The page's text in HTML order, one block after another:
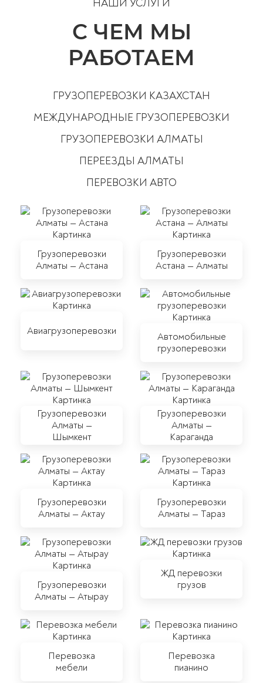
НАШИ УСЛУГИ
С ЧЕМ МЫ
РАБОТАЕМ
ГРУЗОПЕРЕВОЗКИ КАЗАХСТАН
МЕЖДУНАРОДНЫЕ ГРУЗОПЕРЕВОЗКИ
ГРУЗОПЕРЕВОЗКИ АЛМАТЫ
ПЕРЕЕЗДЫ АЛМАТЫ
ПЕРЕВОЗКИ АВТО
Грузоперевозки
Алматы — Астана
Грузоперевозки
Астана — Алматы
Авиагрузоперевозки
Автомобильные
грузоперевозки
Грузоперевозки
Алматы —
Шымкент
Грузоперевозки
Алматы —
Караганда
Грузоперевозки
Алматы — Актау
Грузоперевозки
Алматы — Тараз
Грузоперевозки
Алматы — Атырау
ЖД перевозки
грузов
Перевозка
мебели
Перевозка
пианино